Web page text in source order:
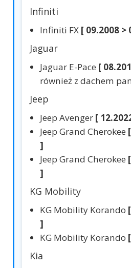
Infiniti
Infiniti FX [ 09.2008 >
Jaguar
Jaguar E-Pace [
również z dachem
Jeep
Jeep Avenger [
Jeep Grand Cherokee
]
Jeep Grand Cherokee
]
KG Mobility
KG Mobility Korando
]
KG Mobility Korando
Kia